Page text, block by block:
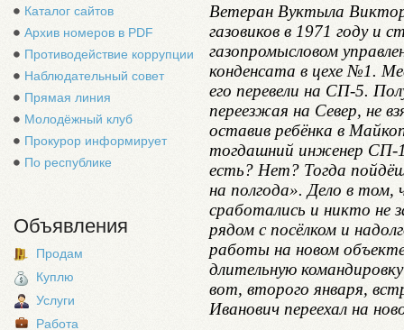
Каталог сайтов
Архив номеров в PDF
Противодействие коррупции
Наблюдательный совет
Прямая линия
Молодёжный клуб
Прокурор информирует
По республике
Объявления
Продам
Куплю
Услуги
Работа
Ветеран Вуктыла Виктор
газовиков в 1971 году и
газопромысловом
конденсата в цехе №1.
его перевели на СП-5.
переезжая на Север, не
оставив ребёнка в
тогдашний инженер СП-
есть? Нет? Тогда
на полгода». Дело в
сработались и никто не
рядом с посёлком и
работы на новом
длительную
вот, второго января,
Иванович переехал на